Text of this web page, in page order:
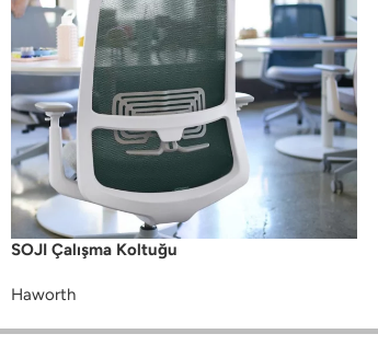
SOJI Çalışma Koltuğu
Haworth